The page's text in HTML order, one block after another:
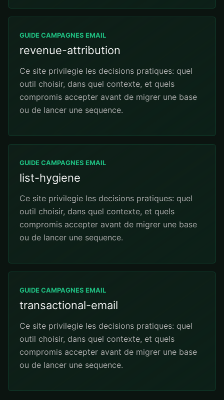
GUIDE CAMPAGNES EMAIL
revenue-attribution
Ce site privilegie les decisions pratiques: quel
outil choisir, dans quel contexte, et quels
compromis accepter avant de migrer une base
ou de lancer une sequence.
GUIDE CAMPAGNES EMAIL
list-hygiene
Ce site privilegie les decisions pratiques: quel
outil choisir, dans quel contexte, et quels
compromis accepter avant de migrer une base
ou de lancer une sequence.
GUIDE CAMPAGNES EMAIL
transactional-email
Ce site privilegie les decisions pratiques: quel
outil choisir, dans quel contexte, et quels
compromis accepter avant de migrer une base
ou de lancer une sequence.